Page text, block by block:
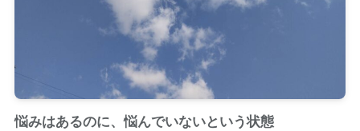
悩みはあるのに、悩んでいないという状態